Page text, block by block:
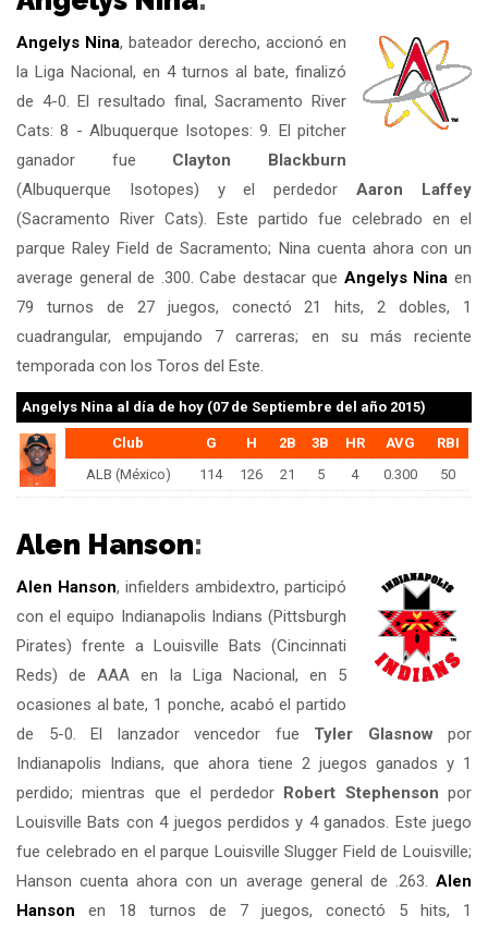
Angelys Nina, bateador derecho, accionó en
la Liga Nacional, en 4 turnos al bate, finalizó
de 4-0. El resultado final, Sacramento River
Cats: 8 - Albuquerque Isotopes: 9. El pitcher
ganador fue Clayton Blackburn
(Albuquerque Isotopes) y el perdedorAaron Laffey
(Sacramento River Cats). Este partido fue celebrado en el
parque Raley Field de Sacramento; Nina cuenta ahora con un
average general de .300. Cabe destacar que Angelys Nina en
79 turnos de 27 juegos, conectó 21 hits, 2 dobles, 1
cuadrangular, empujando 7 carreras; en su más reciente
temporada con los Toros del Este.
Angelys Nina al día de hoy (07 de Septiembre del año 2015)
Club G H 2B 3B HR AVG
RBI
ALB (México)
114 126 21 5 4 0.300 50
Alen Hanson:
Alen Hanson, infielders ambidextro, participó
con el equipo Indianapolis Indians (Pittsburgh
Pirates) frente a Louisville Bats (Cincinnati
Reds) de AAA en la Liga Nacional, en 5
ocasiones al bate, 1 ponche, acabó el partido
de 5-0. El lanzador vencedor fue Tyler Glasnow por
Indianapolis Indians, que ahora tiene 2 juegos ganados y 1
perdido; mientras que el perdedor Robert Stephenson por
Louisville Bats con 4 juegos perdidos y 4 ganados. Este juego
fue celebrado en el parque Louisville Slugger Field de Louisville;
Hanson cuenta ahora con un average general de .263. Alen
Hanson en 18 turnos de 7 juegos, conectó 5 hits, 1